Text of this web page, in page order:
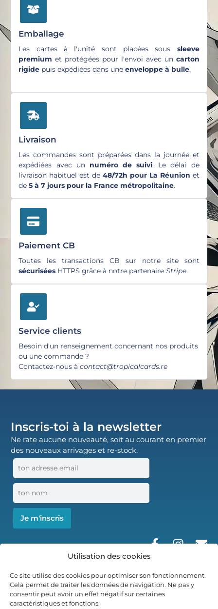
Utilisation des cookies
Ce site utilise des cookies pour optimiser son fonctionnement.
Cela permet de traiter les données de navigation. Ne pas y
consentir peut avoir un effet négatif sur certaines
caractéristiques et fonctions.
Emballage
Les cartes à l'unité sont placées sous sleeve
premium et protégées pour l'envoi avec un carton
rigide puis expédiées dans uneenveloppe à bulle.
Livraison
Les commandes sont préparées dans la journée et
expédiées avec un numéro de suivi. Le délai de
livraison habituel est de 48/72h pour La Réunion et
de5 à 7 jours pour la France métropolitaine.
Paiement CB
Toutes les transactions CB sur notre site sont
sécurisées HTTPS grâce à notre partenaireStripe.
Service clients
Besoin d'un renseignement concernant nos produits
ou une commande ?
Contactez-nous àcontact@tropicalcards.re
Inscris-toi à la newsletter
Ne rate aucune nouveauté, soit au courant en premier
des nouveaux arrivages et re-stock.